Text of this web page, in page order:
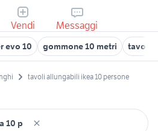
Vendi Messaggi
evo 10 gommone 10 metri tavolo
tavoli allungabili ikea 10 persone